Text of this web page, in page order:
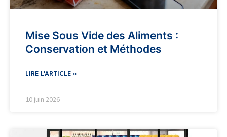
Mise Sous Vide des Aliments :
Conservation et Méthodes
LIRE L'ARTICLE »
10 juin 2026